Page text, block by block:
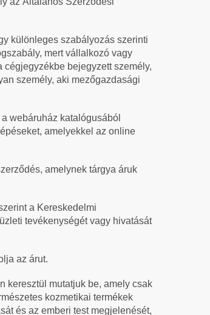
különleges szabályozás szerinti
mert vállalkozó vagy
bejegyzett személy,
személy, aki mezőgazdasági
webáruház katalógusából
amelyekkel az online
amelynek tárgya áruk
a Kereskedelmi
tevékenységét vagy hivatását
az árut.
keresztül mutatjuk be, amely csak
kozmetikai termékek
és az emberi test megjelenését,